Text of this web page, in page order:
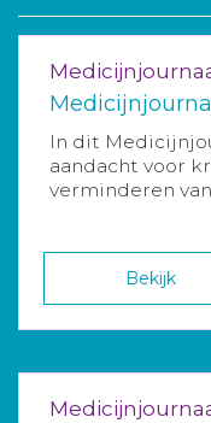
In dit
aandacht voor
verminderen
Bekijk